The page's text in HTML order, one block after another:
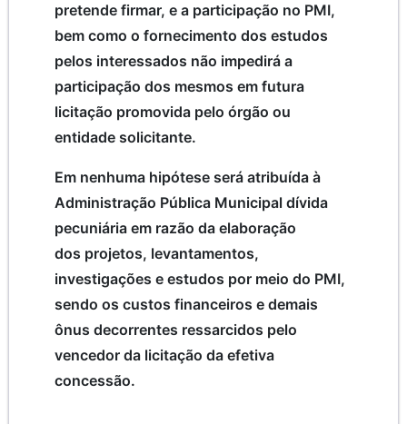
pretende firmar, e a participação no PMI,
bem como o fornecimento dos estudos
pelos interessados não impedirá a
participação dos mesmos em futura
licitação promovida pelo órgão ou
entidade solicitante.
Em nenhuma hipótese será atribuída à
Administração Pública Municipal dívida
pecuniária em razão da elaboração
dos projetos, levantamentos,
investigações e estudos por meio do PMI,
sendo os custos financeiros e demais
ônus decorrentes ressarcidos pelo
vencedor da licitação da efetiva
concessão.